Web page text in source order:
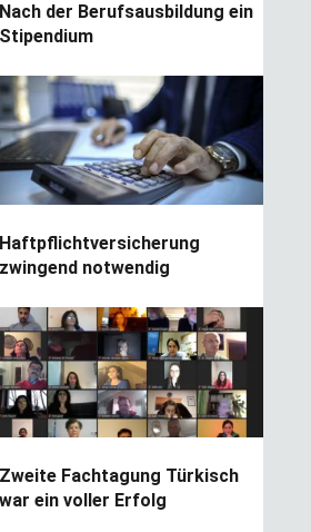
Nach der Berufsausbildung ein
Stipendium
Haftpflichtversicherung
zwingend notwendig
Zweite Fachtagung Türkisch
war ein voller Erfolg